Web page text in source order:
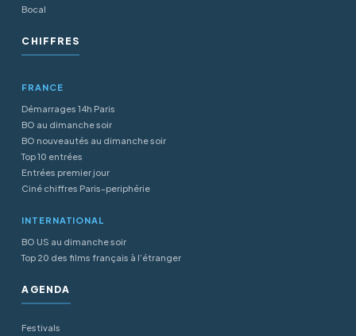
Bocal
CHIFFRES
FRANCE
Démarrages 14h Paris
BO au dimanche soir
BO nouveautés au dimanche soir
Top 10 entrées
Entrées premier jour
Ciné chiffres Paris-periphérie
INTERNATIONAL
BO US au dimanche soir
Top 20 des films français à l’étranger
AGENDA
Festivals